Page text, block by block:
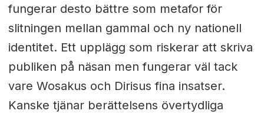
fungerar desto bättre som metafor för
slitningen mellan gammal och ny nationell
identitet. Ett upplägg som riskerar att skriva
publiken på näsan men fungerar väl tack
vare Wosakus och Dirisus fina insatser.
Kanske tjänar berättelsens övertydliga